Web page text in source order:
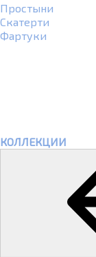
Простыни
Скатерти
Фартуки
КОЛЛЕКЦИИ